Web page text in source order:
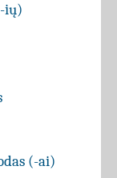
ių)
(-ai)